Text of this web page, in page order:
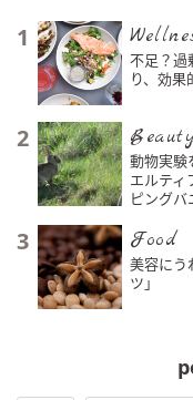
1
不足？過
り、効果
2 Beauty
動物実験
エルティ
ピングバ
3 Food
美容にう
ツ」